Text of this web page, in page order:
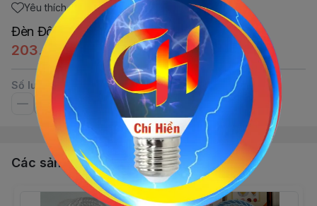
Yêu thích
Đèn Đội Volum (Sạc ĐT - Trắng) Thái
203.450đ
Số lượng
Các sản phẩm, dịch vụ khác